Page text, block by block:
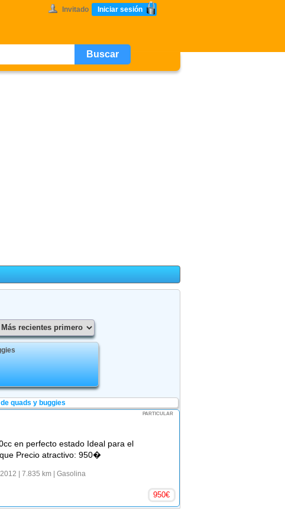
Invitado Iniciar sesión
quads y buggies
PARTICULAR
en perfecto estado Ideal para el
Precio atractivo: 950�
| 7.835 km| Gasolina
950€